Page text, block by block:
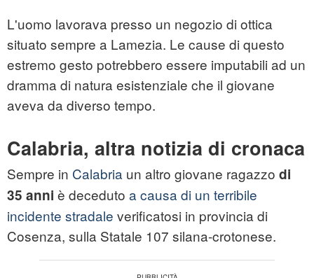
L'uomo lavorava presso un negozio di ottica
situato sempre a Lamezia. Le cause di questo
estremo gesto potrebbero essere imputabili ad un
dramma di natura esistenziale che il giovane
aveva da diverso tempo.
Calabria, altra notizia di cronaca
Sempre in Calabria un altro giovane ragazzo di
35 anni è deceduto a causa di un terribile
incidente stradale verificatosi in provincia di
Cosenza, sulla Statale 107 silana-crotonese.